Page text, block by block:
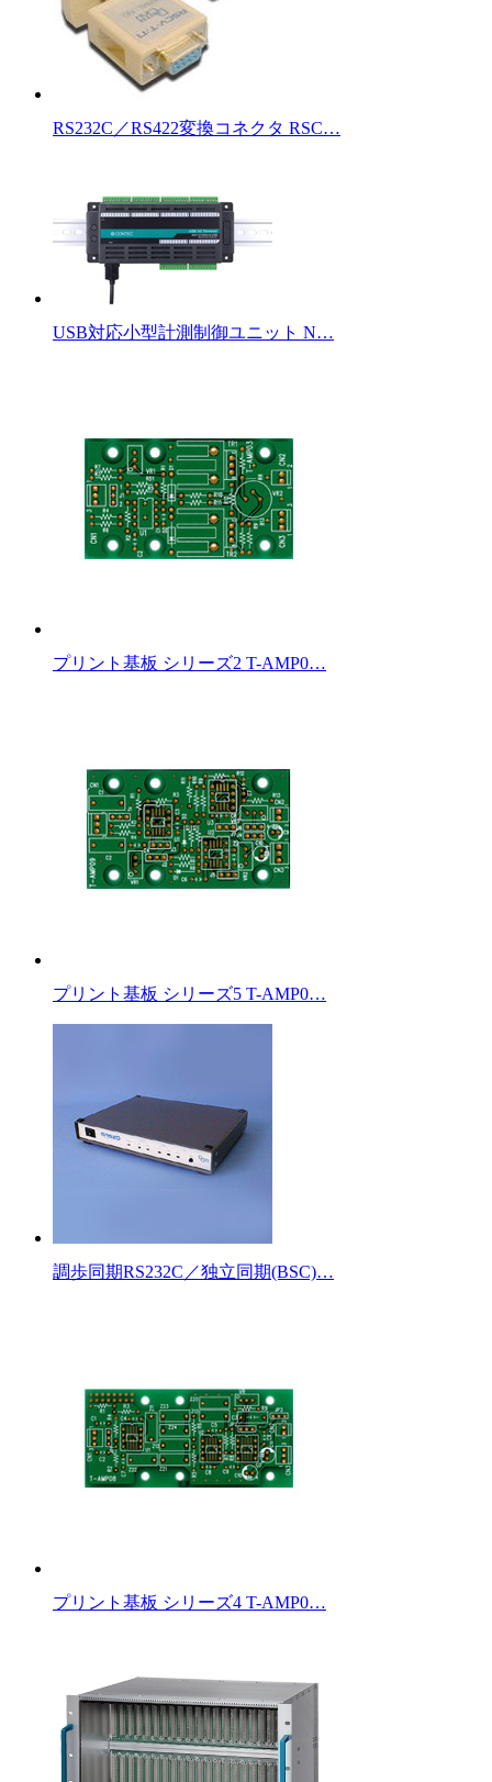
RS232C／RS422変換コネクタ RSC…
USB対応小型計測制御ユニット N…
プリント基板 シリーズ2 T-AMP0…
プリント基板 シリーズ5 T-AMP0…
調歩同期RS232C／独立同期(BSC)…
プリント基板 シリーズ4 T-AMP0…